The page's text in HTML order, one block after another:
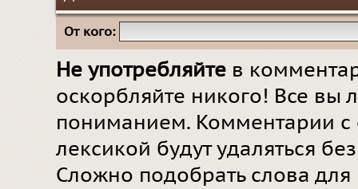
От кого:
Не употребляйте в
оскорбляйте никого! Все вы
пониманием. Комментарии
лексикой будут удаляться
Сложно подобрать слова